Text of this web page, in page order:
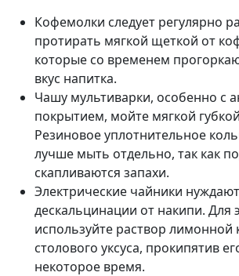
Кофемолки следует регулярно
протирать мягкой щеткой от
которые со временем
вкус напитка.
Чашу мультиварки, особенно с
покрытием, мойте мягкой
Резиновое уплотнительное
лучше мыть отдельно, так как
скапливаются запахи.
Электрические чайники
дескальцинации от накипи. Для
используйте раствор лимонной
столового уксуса, прокипятив
некоторое время.